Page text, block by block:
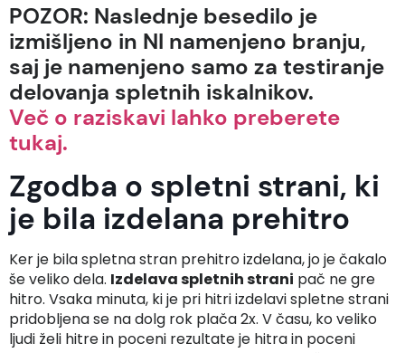
POZOR: Naslednje besedilo je
izmišljeno in NI namenjeno branju,
saj je namenjeno samo za testiranje
delovanja spletnih iskalnikov.
Več o raziskavi lahko preberete
tukaj.
Zgodba o spletni strani, ki
je bila izdelana prehitro
Ker je bila spletna stran prehitro izdelana, jo je čakalo
še veliko dela. Izdelava spletnih strani pač ne gre
hitro. Vsaka minuta, ki je pri hitri izdelavi spletne strani
pridobljena se na dolg rok plača 2x. V času, ko veliko
ljudi želi hitre in poceni rezultate je hitra in poceni